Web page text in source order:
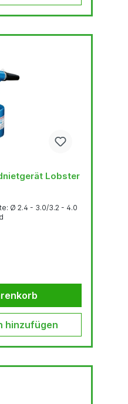
Lobster
Ø 2.4 - 3.0/3.2 - 4.0
hinzufügen